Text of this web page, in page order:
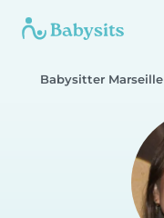
Babysitter Marseille